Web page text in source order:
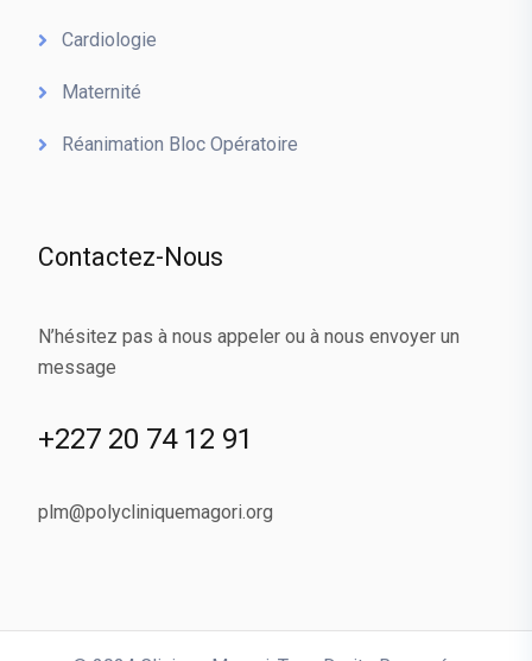
Cardiologie
Maternité
Réanimation Bloc Opératoire
Contactez-Nous
N’hésitez pas à nous appeler ou à nous envoyer un
message
+227 20 74 12 91
plm@polycliniquemagori.org